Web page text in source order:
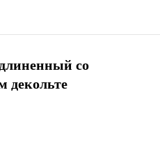
со
декольте